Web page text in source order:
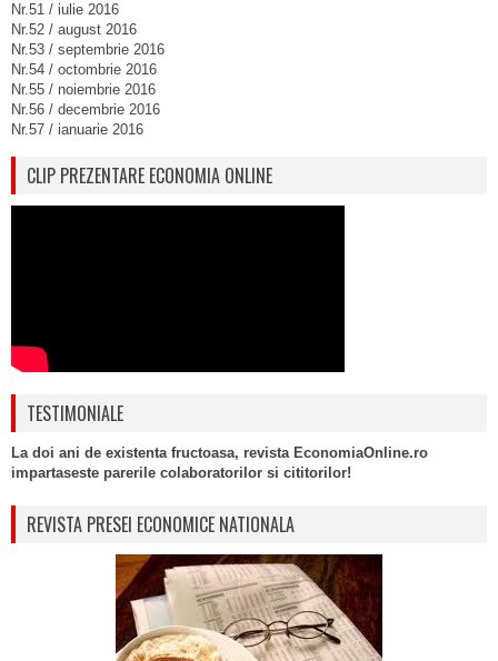
Nr.51 / iulie 2016
Nr.52 / august 2016
Nr.53 / septembrie 2016
Nr.54 / octombrie 2016
Nr.55 / noiembrie 2016
Nr.56 / decembrie 2016
Nr.57 / ianuarie 2016
CLIP PREZENTARE ECONOMIA ONLINE
TESTIMONIALE
La doi ani de existenta fructoasa, revista EconomiaOnline.ro
impartaseste parerile colaboratorilor si cititorilor!
REVISTA PRESEI ECONOMICE NATIONALA